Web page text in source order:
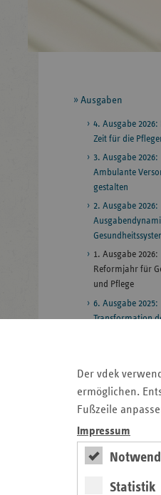
Der vdek
ermöglichen.
Fußzeile
Impressum
Statistik
Seitennavigation
Ausgaben
4. Ausgabe 2026:
Zeit für die
3. Ausgabe 2026:
Ambulante
gestalten
2. Ausgabe 2026:
1. Ausgabe 2026:
Reformjahr für
und Pflege
6. Ausgabe 2025:
Transformation
Archiv
Impressum